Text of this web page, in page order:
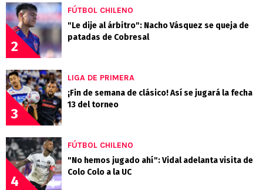
2
FÚTBOL CHILENO
"Le dije al árbitro": Nacho Vásquez se queja de
patadas de Cobresal
3
LIGA DE PRIMERA
¡Fin de semana de clásico! Así se jugará la fecha
13 del torneo
4
FÚTBOL CHILENO
"No hemos jugado ahí": Vidal adelanta visita de
Colo Colo a la UC